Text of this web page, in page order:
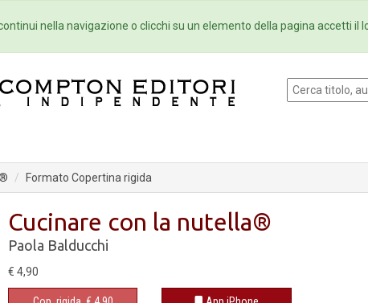
Eventi Collane Newsletter
Formato Copertina rigida
Cucinare con la nutella®
Paola Balducchi
€ 4,90
nella navigazione o clicchi su un elemento della pagina accetti il